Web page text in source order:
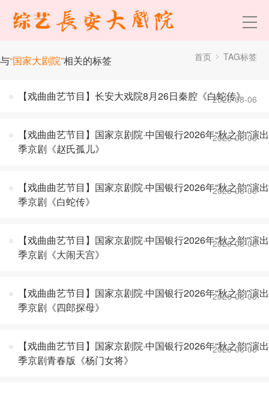
与“国家大剧院”相关的标签 首页 TAG标签
【戏曲曲艺节目】长安大戏院8月26日秦腔《白蛇传》
2026-08-06
【戏曲曲艺节目】国家京剧院·中国银行2026年“秋之韵”演出
季京剧《赵氏孤儿》
2026-08-06
【戏曲曲艺节目】国家京剧院·中国银行2026年“秋之韵”演出
季京剧《白蛇传》
2026-08-06
【戏曲曲艺节目】国家京剧院·中国银行2026年“秋之韵”演出
季京剧《大闹天宫》
2026-08-06
【戏曲曲艺节目】国家京剧院·中国银行2026年“秋之韵”演出
季京剧《四郎探母》
2026-08-05
【戏曲曲艺节目】国家京剧院·中国银行2026年“秋之韵”演出
季京剧青春版《杨门女将》
2026-08-05